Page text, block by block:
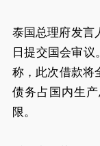
泰国总理府发言
日提交国会审
称，此次借款将
债务占国内生
限。